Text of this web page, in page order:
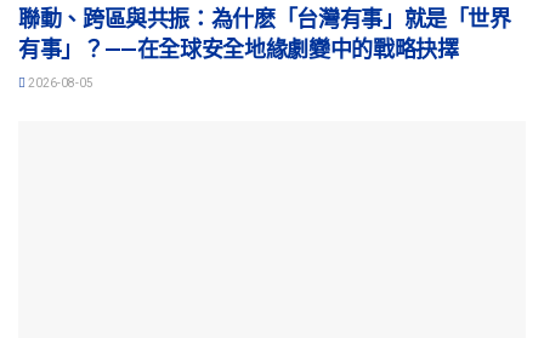
聯動、跨區與共振：為什麽「台灣有事」就是「世界
有事」？——在全球安全地緣劇變中的戰略抉擇
2026-08-05